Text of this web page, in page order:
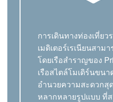
การเดินทางท่องเที่ยว
เมดิเตอร์เรเนียนสาม
โดยเรือสำราญของ
เรือสไตล์โมเดิร์นขน
อำนวยความสะดวกสุ
หลากหลายรูปแบบ ที่